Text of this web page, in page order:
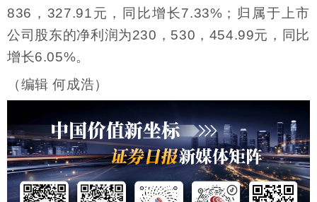
836，327.91元，同比增长7.33%；归属于上市
公司股东的净利润为230，530，454.99元，同比
增长6.05%。
（编辑 何成浩）